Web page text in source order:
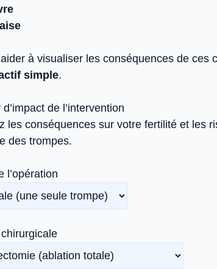
à visualiser les conséquences de ces
simple.
de l’intervention
les conséquences sur votre fertilité et les
des trompes.
l’opération